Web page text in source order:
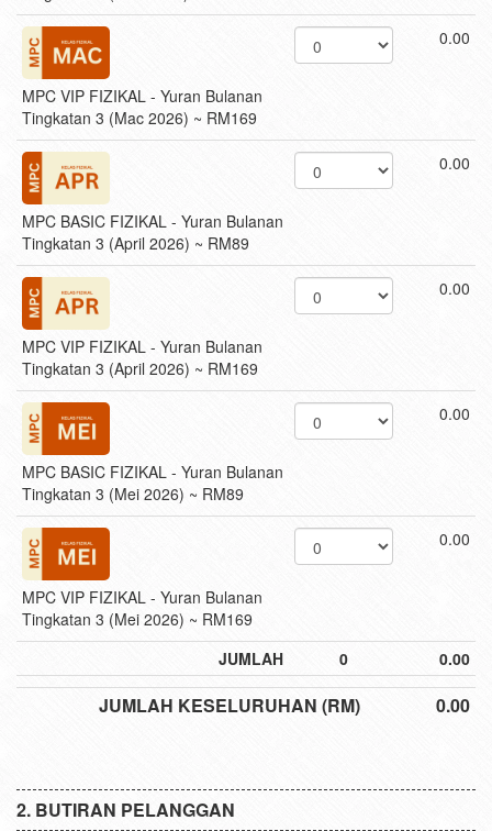
MPC VIP FIZIKAL - Yuran Bulanan
Tingkatan 3 (Mac 2026) ~ RM169
0.00
MPC BASIC FIZIKAL - Yuran Bulanan
Tingkatan 3 (April 2026) ~ RM89
0.00
MPC VIP FIZIKAL - Yuran Bulanan
Tingkatan 3 (April 2026) ~ RM169
0.00
MPC BASIC FIZIKAL - Yuran Bulanan
Tingkatan 3 (Mei 2026) ~ RM89
0.00
MPC VIP FIZIKAL - Yuran Bulanan
Tingkatan 3 (Mei 2026) ~ RM169
0.00
JUMLAH 0 0.00
JUMLAH KESELURUHAN (RM) 0.00
BUTIRAN PELANGGAN